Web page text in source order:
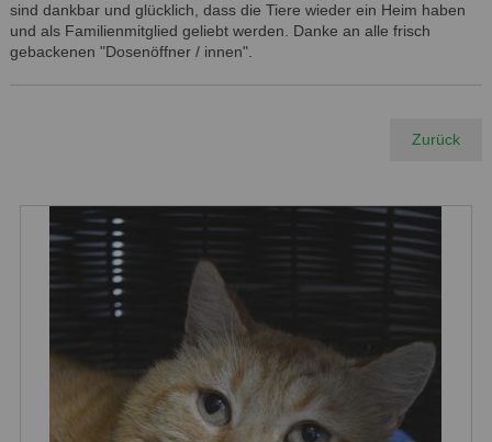
sind dankbar und glücklich, dass die Tiere wieder ein Heim haben
und als Familienmitglied geliebt werden. Danke an alle frisch
gebackenen "Dosenöffner / innen".
Zurück